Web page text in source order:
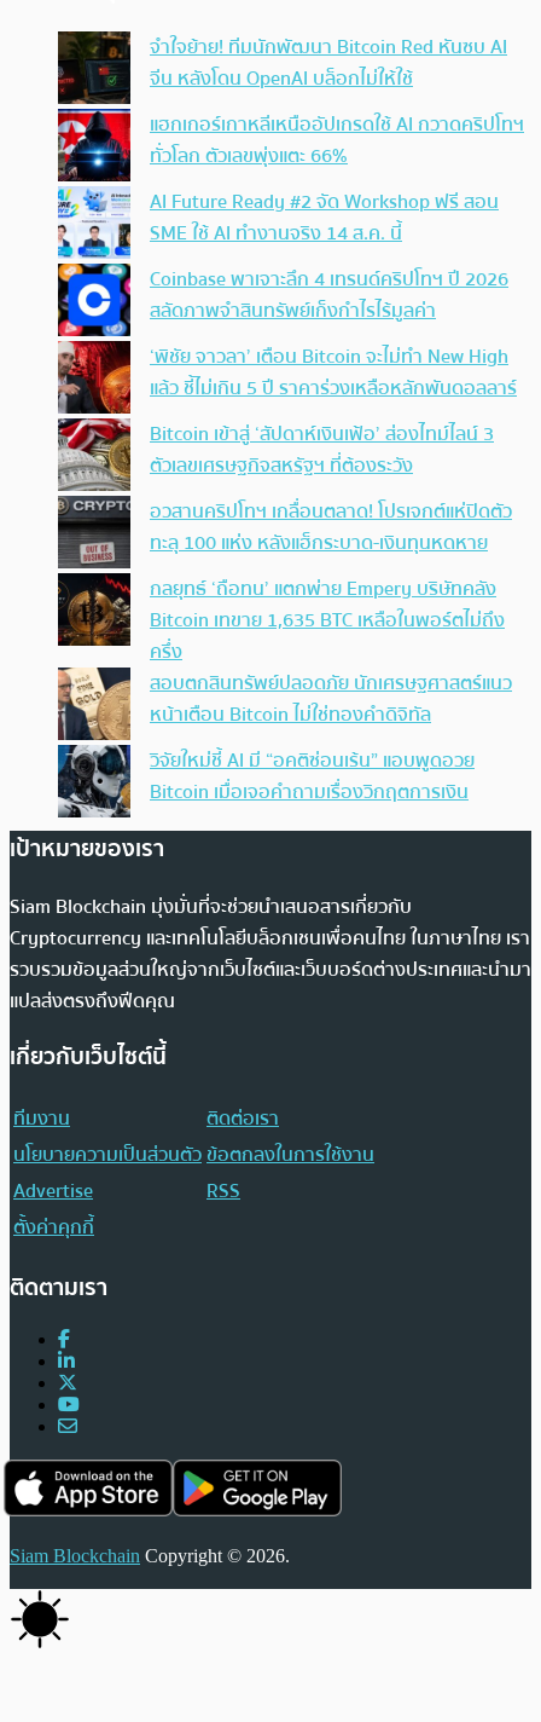
จำใจย้าย! ทีมนักพัฒนา Bitcoin Red หันซบ AI
จีน หลังโดน OpenAI บล็อกไม่ให้ใช้
แฮกเกอร์เกาหลีเหนืออัปเกรดใช้ AI กวาดคริปโทฯ
ทั่วโลก ตัวเลขพุ่งแตะ 66%
AI Future Ready #2 จัด Workshop ฟรี สอน
SME ใช้ AI ทำงานจริง 14 ส.ค. นี้
Coinbase พาเจาะลึก 4 เทรนด์คริปโทฯ ปี 2026
สลัดภาพจำสินทรัพย์เก็งกำไรไร้มูลค่า
‘พิชัย จาวลา’ เตือน Bitcoin จะไม่ทำ New High
แล้ว ชี้ไม่เกิน 5 ปี ราคาร่วงเหลือหลักพันดอลลาร์
Bitcoin เข้าสู่ ‘สัปดาห์เงินเฟ้อ’ ส่องไทม์ไลน์ 3
ตัวเลขเศรษฐกิจสหรัฐฯ ที่ต้องระวัง
อวสานคริปโทฯ เกลื่อนตลาด! โปรเจกต์แห่ปิดตัว
ทะลุ 100 แห่ง หลังแฮ็กระบาด-เงินทุนหดหาย
กลยุทธ์ ‘ถือทน’ แตกพ่าย Empery บริษัทคลัง
Bitcoin เทขาย 1,635 BTC เหลือในพอร์ตไม่ถึง
ครึ่ง
สอบตกสินทรัพย์ปลอดภัย นักเศรษฐศาสตร์แนว
หน้าเตือน Bitcoin ไม่ใช่ทองคำดิจิทัล
วิจัยใหม่ชี้ AI มี “อคติซ่อนเร้น” แอบพูดอวย
Bitcoin เมื่อเจอคำถามเรื่องวิกฤตการเงิน
เป้าหมายของเรา
Siam Blockchain มุ่งมั่นที่จะช่วยนำเสนอสารเกี่ยวกับ
Cryptocurrency และเทคโนโลยีบล็อกเชนเพื่อคนไทย ในภาษาไทย เรา
รวบรวมข้อมูลส่วนใหญ่จากเว็บไซต์และเว็บบอร์ดต่างประเทศและนำมา
แปลส่งตรงถึงฟีดคุณ
เกี่ยวกับเว็บไซต์นี้
ทีมงาน
ติดต่อเรา
นโยบายความเป็นส่วนตัวข้อตกลงในการใช้งาน
Advertise
RSS
ตั้งค่าคุกกี้
ติดตามเรา
Siam Blockchain Copyright © 2026.